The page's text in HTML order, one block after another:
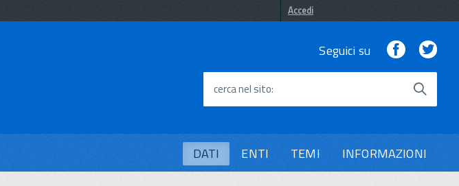
Accedi
Seguici su Facebook
cerca nel sito
DATI ENTI TEMI INFORMAZIONI